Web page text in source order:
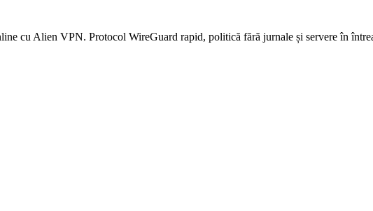
cu Alien VPN. Protocol WireGuard rapid, politică fără jurnale și servere în